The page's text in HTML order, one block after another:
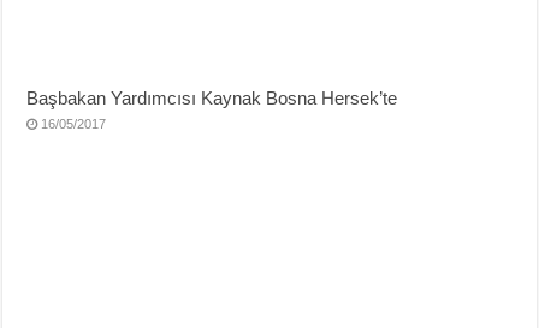
Başbakan Yardımcısı Kaynak Bosna Hersek’te
16/05/2017